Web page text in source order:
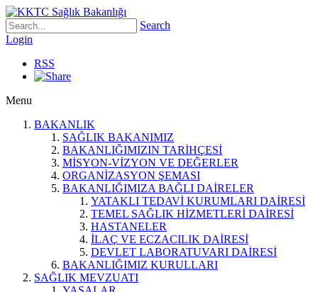
Search
Login
RSS
Menu
BAKANLIK
SAĞLIK BAKANIMIZ
BAKANLIĞIMIZIN TARİHÇESİ
MİSYON-VİZYON VE DEĞERLER
ORGANİZASYON ŞEMASI
BAKANLIĞIMIZA BAĞLI DAİRELER
YATAKLI TEDAVİ KURUMLARI DAİRESİ
TEMEL SAĞLIK HİZMETLERİ DAİRESİ
HASTANELER
İLAÇ VE ECZACILIK DAİRESİ
DEVLET LABORATUVARI DAİRESİ
BAKANLIĞIMIZ KURULLARI
SAĞLIK MEVZUATI